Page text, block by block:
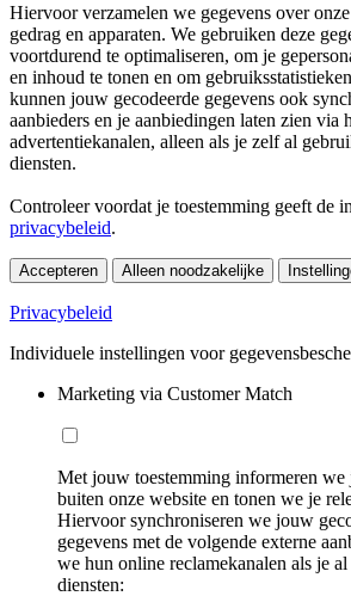
Hiervoor verzamelen we gegevens over
gedrag en apparaten. We gebruiken deze
voortdurend te optimaliseren, om je
en inhoud te tonen en om
kunnen jouw gecodeerde gegevens ook
aanbieders en je aanbiedingen laten zien via
advertentiekanalen, alleen als je zelf al
diensten.
Controleer voordat je toestemming geeft de
privacybeleid.
Accepteren Alleen noodzakelijke
Privacybeleid
Individuele instellingen voor
Marketing via Customer Match
Met jouw toestemming informeren we
buiten onze website en tonen we je
Hiervoor synchroniseren we jouw
gegevens met de volgende externe
we hun online reclamekanalen als je
diensten: